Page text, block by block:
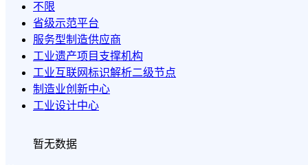
不限
省级示范平台
服务型制造供应商
工业遗产项目支撑机构
工业互联网标识解析二级节点
制造业创新中心
工业设计中心
暂无数据